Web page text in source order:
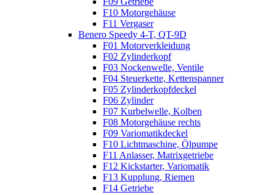
F10 Motorgehäuse
F11 Vergaser
Benero Speedy 4-T, QT-9D
F01 Motorverkleidung
F02 Zylinderkopf
F03 Nockenwelle, Ventile
F04 Steuerkette, Kettenspanner
F05 Zylinderkopfdeckel
F06 Zylinder
F07 Kurbelwelle, Kolben
F08 Motorgehäuse rechts
F09 Variomatikdeckel
F10 Lichtmaschine, Ölpumpe
F11 Anlasser, Matrixgetriebe
F12 Kickstarter, Variomatik
F13 Kupplung, Riemen
F14 Getriebe